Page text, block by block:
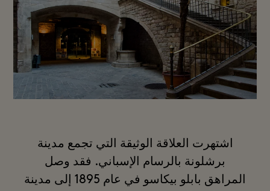
اشتهرت العلاقة الوثيقة التي تجمع مدينة
برشلونة بالرسام الإسباني. فقد وصل
المراهق بابلو بيكاسو في عام 1895 إلى مدينة